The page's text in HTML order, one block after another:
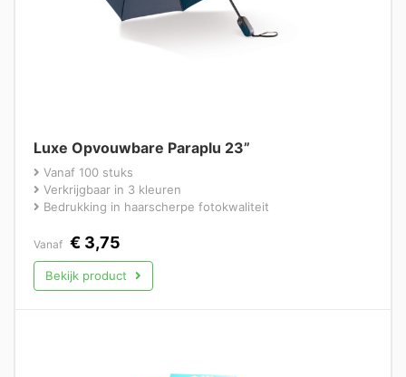
Luxe Opvouwbare Paraplu 23”
Vanaf 100 stuks
Verkrijgbaar in 3 kleuren
Bedrukking in haarscherpe fotokwaliteit
Vanaf € 3,75
Bekijk product